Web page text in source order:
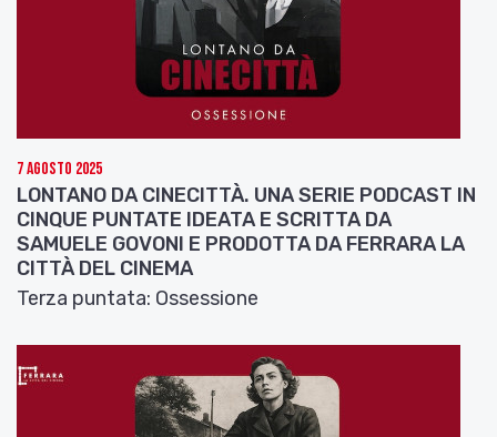
7 Agosto 2025
LONTANO DA CINECITTÀ. UNA SERIE PODCAST IN
CINQUE PUNTATE IDEATA E SCRITTA DA
SAMUELE GOVONI E PRODOTTA DA FERRARA LA
CITTÀ DEL CINEMA
Terza puntata: Ossessione